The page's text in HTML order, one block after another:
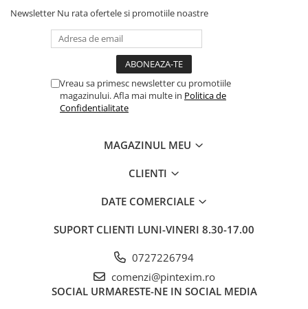
Pixuri si rezerve
Produse Craft
Ghiozdane si genti scolare
Genti laptop
Carti de colorat si povestit
Diverse articole pentru scoala
Pachete scolare
Newsletter Nu rata ofertele si promotiile noastre
Vreau sa primesc newsletter cu promotiile
magazinului. Afla mai multe in Politica de
Confidentialitate
MAGAZINUL MEU
CLIENTI
DATE COMERCIALE
SUPORT CLIENTI LUNI-VINERI 8.30-17.00
0727226794
comenzi@pintexim.ro
SOCIAL URMARESTE-NE IN SOCIAL MEDIA